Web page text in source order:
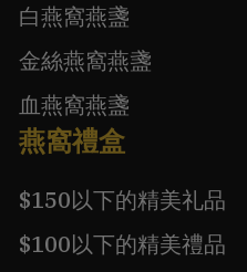
白燕窩燕盞
金絲燕窩燕盞
血燕窩燕盞
燕窩禮盒
$150以下的精美礼品
$100以下的精美禮品